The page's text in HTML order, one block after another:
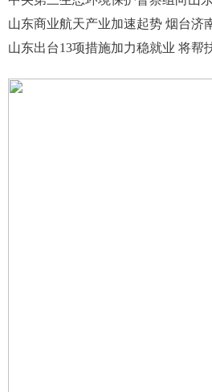
山东商业航天产业加速起势 烟台济
山东出台13项措施加力稳就业 将帮